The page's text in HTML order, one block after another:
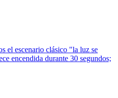
el escenario clásico "la luz se
encendida durante 30 segundos;